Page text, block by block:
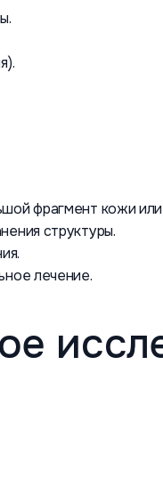
фрагмент кожи или
структуры.
лечение.